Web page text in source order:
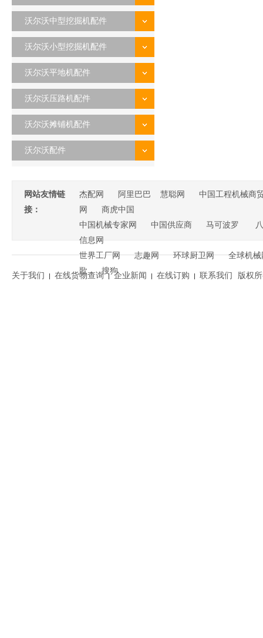
沃尔沃中型挖掘机配件
沃尔沃小型挖掘机配件
沃尔沃平地机配件
沃尔沃压路机配件
沃尔沃摊铺机配件
沃尔沃配件
网站友情链
接：
杰配网 阿里巴巴 慧聪网
中国工程机械商
网
商虎中国
中国机械专家网
中国供应商 马可波罗
信息网
世界工厂网
志趣网 环球厨卫网
全球机械
歌
搜狗
关于我们 在线货物查询 企业新闻 在线订购 联系我们 版权